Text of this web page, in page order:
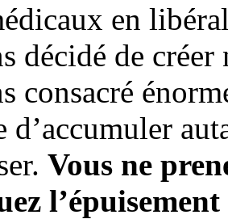
en
décidé de
consacré
d’accumuler
Vous ne